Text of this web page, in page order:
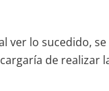
ver lo sucedido,
de realizar